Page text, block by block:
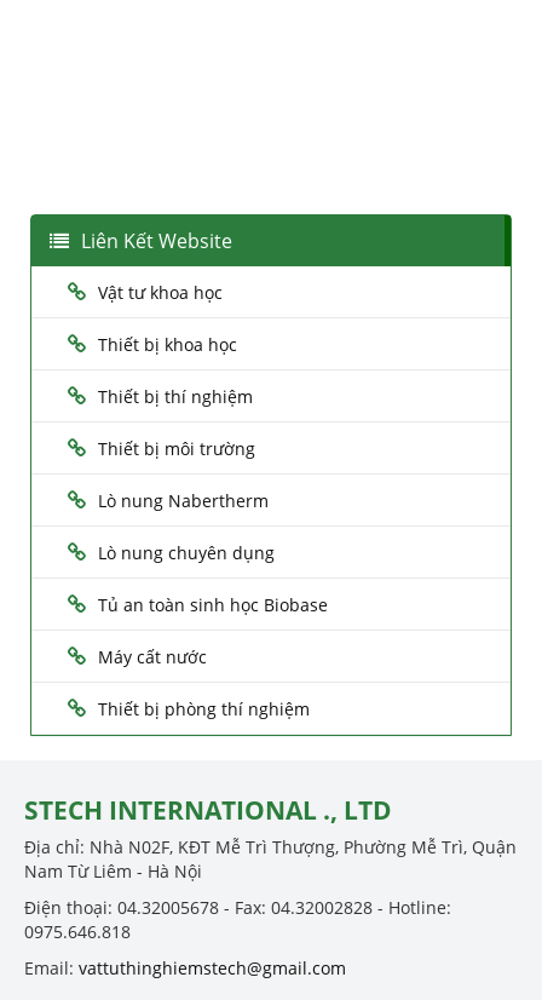
Liên Kết Website
Vật tư khoa học
Thiết bị khoa học
Thiết bị thí nghiệm
Thiết bị môi trường
Lò nung Nabertherm
Lò nung chuyên dụng
Tủ an toàn sinh học Biobase
Máy cất nước
Thiết bị phòng thí nghiệm
STECH INTERNATIONAL ., LTD
Địa chỉ: Nhà N02F, KĐT Mễ Trì Thượng, Phường Mễ Trì, Quận
Nam Từ Liêm - Hà Nội
Điện thoại: 04.32005678 - Fax: 04.32002828 - Hotline:
0975.646.818
Email: vattuthinghiemstech@gmail.com